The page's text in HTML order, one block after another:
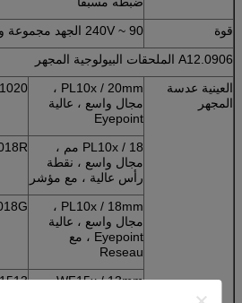
قوة
90 ~ 240V الجهد مجموعة واسعة
A12.0906 الملحقات البيولوجية المجهر
العينية عدسة
المجهر
PL10x / 20mm ،
مجال واسع ، عالية
Eyepoint
PL10x / 18 مم ،
مجال واسع ، نقطة
رأس عالية ، مع مؤشر
PL10x / 18mm ،
مجال واسع ، عالية
Eyepoint ، مع
Reseau
WF15x / 13mm و